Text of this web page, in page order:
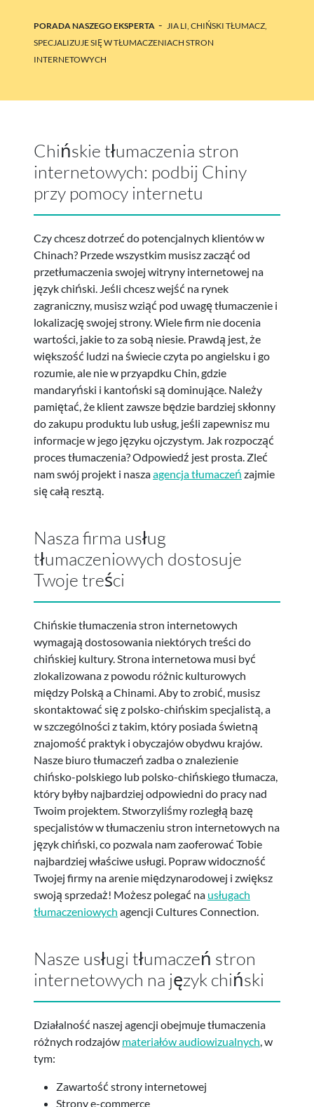
PORADA NASZEGO EKSPERTA - JIA LI, CHIŃSKI TŁUMACZ,
SPECJALIZUJE SIĘ W TŁUMACZENIACH STRON
INTERNETOWYCH
Chińskie tłumaczenia stron
internetowych: podbij Chiny
przy pomocy internetu
Czy chcesz dotrzeć do potencjalnych klientów w
Chinach? Przede wszystkim musisz zacząć od
przetłumaczenia swojej witryny internetowej na
język chiński. Jeśli chcesz wejść na rynek
zagraniczny, musisz wziąć pod uwagę tłumaczenie i
lokalizację swojej strony. Wiele firm nie docenia
wartości, jakie to za sobą niesie. Prawdą jest, że
większość ludzi na świecie czyta po angielsku i go
rozumie, ale nie w przyapdku Chin, gdzie
mandaryński i kantoński są dominujące. Należy
pamiętać, że klient zawsze będzie bardziej skłonny
do zakupu produktu lub usług, jeśli zapewnisz mu
informacje w jego języku ojczystym. Jak rozpocząć
proces tłumaczenia? Odpowiedź jest prosta. Zleć
nam swój projekt i naszaagencja tłumaczeń zajmie
się całą resztą.
Nasza firma usług
tłumaczeniowych dostosuje
Twoje treści
Chińskie tłumaczenia stron internetowych
wymagają dostosowania niektórych treści do
chińskiej kultury. Strona internetowa musi być
zlokalizowana z powodu różnic kulturowych
między Polską a Chinami. Aby to zrobić, musisz
skontaktować się z polsko-chińskim specjalistą, a
w szczególności z takim, który posiada świetną
znajomość praktyk i obyczajów obydwu krajów.
Nasze biuro tłumaczeń zadba o znalezienie
chińsko-polskiego lub polsko-chińskiego tłumacza,
który byłby najbardziej odpowiedni do pracy nad
Twoim projektem. Stworzyliśmy rozległą bazę
specjalistów w tłumaczeniu stron internetowych na
język chiński, co pozwala nam zaoferować Tobie
najbardziej właściwe usługi. Popraw widoczność
Twojej firmy na arenie międzynarodowej i zwiększ
swoją sprzedaż! Możesz polegać na usługach
tłumaczeniowych agencji Cultures Connection.
Nasze usługi tłumaczeń stron
internetowych na język chiński
Działalność naszej agencji obejmuje tłumaczenia
różnych rodzajów materiałów audiowizualnych, w
tym:
Zawartość strony internetowej
Strony e-commerce